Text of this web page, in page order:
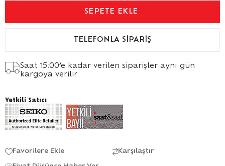
TELEFONLA SIPARIŞ
Saat 15:00’e kadar verilen siparişler aynı gün
kargoya verilir.
Yetkili Satıcı
Favorilere Ekle Karşılaştır